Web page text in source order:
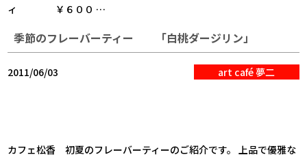
ィ ￥６００ …
季節のフレーバーティー 「白桃ダージリン」
2011/06/03 art café 夢二
カフェ松香 初夏のフレーバーティーのご紹介です。 上品で優雅な